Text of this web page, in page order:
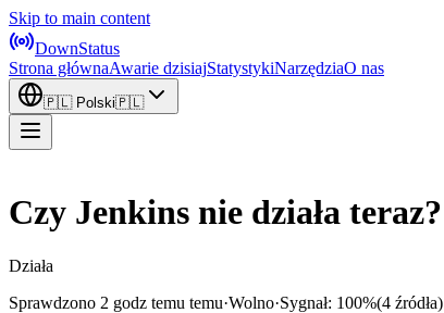
Skip to main content
DownStatus
Strona głównaAwarie dzisiajStatystykiNarzędziaO nas
🇵🇱 Polski🇵🇱
Czy Jenkins nie działa teraz?
Działa
Sprawdzono 2 godz temu temu·Wolno·Sygnał: 100%(4 źródła)